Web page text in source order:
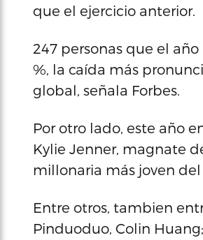
que el ejercicio anterior.
247 personas que el
%, la caída más
global, señala Forbes.
Por otro lado, este año
Kylie Jenner, magnate
millonaria más joven
Entre otros, tambien
Pinduoduo, Colin